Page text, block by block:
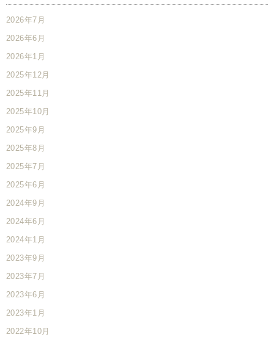
2026年7月
2026年6月
2026年1月
2025年12月
2025年11月
2025年10月
2025年9月
2025年8月
2025年7月
2025年6月
2024年9月
2024年6月
2024年1月
2023年9月
2023年7月
2023年6月
2023年1月
2022年10月